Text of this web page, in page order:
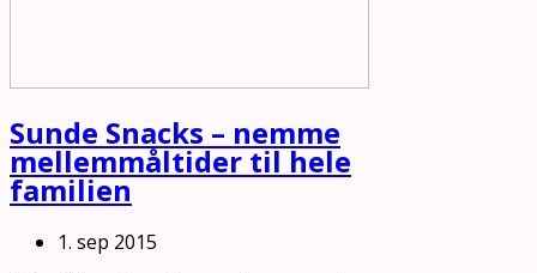
Sunde Snacks – nemme
mellemmåltider til hele
familien
1. sep 2015